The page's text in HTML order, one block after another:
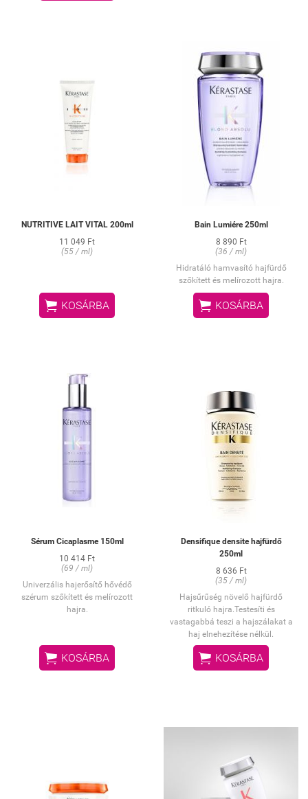
NUTRITIVE LAIT VITAL 200ml
11 049 Ft
(55 / ml)
 KOSÁRBA
Bain Lumiére 250ml
8 890 Ft
(36 / ml)
Hidratáló hamvasító hajfürdő
szőkített és melírozott hajra.
 KOSÁRBA
Sérum Cicaplasme 150ml
10 414 Ft
(69 / ml)
Univerzális hajerősítő hővédő
szérum szőkített és melírozott
hajra.
 KOSÁRBA
Densifique densite hajfürdő
250ml
8 636 Ft
(35 / ml)
Hajsűrűség növelő hajfürdő
ritkuló hajra.Testesíti és
vastagabbá teszi a hajszálakat a
haj elnehezítése nélkül.
 KOSÁRBA